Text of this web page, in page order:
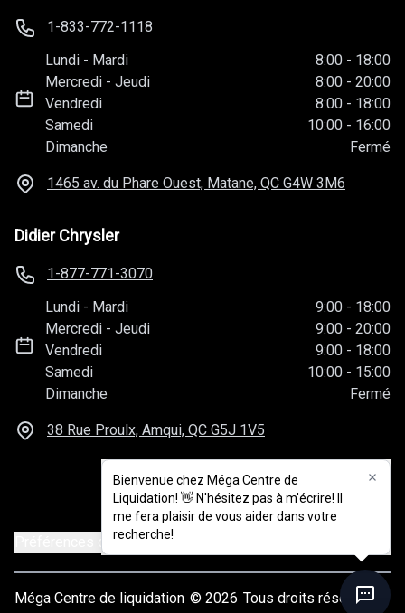
Bienvenue chez Méga Centre de
Liquidation! 👋 N'hésitez pas à m'écrire! Il
me fera plaisir de vous aider dans votre
recherche!
1-833-772-1118
Lundi - Mardi 8:00 - 18:00
Mercredi -Jeudi 8:00 - 20:00
Vendredi
8:00 - 18:00
Samedi
10:00 - 16:00
Dimanche
Fermé
1465 av. du Phare Ouest, Matane, QC G4W 3M6
Didier Chrysler
1-877-771-3070
Lundi - Mardi 9:00 - 18:00
Mercredi -Jeudi 9:00 - 20:00
Vendredi
9:00 - 18:00
Samedi
10:00 - 15:00
Dimanche
Fermé
38 Rue Proulx, Amqui, QC G5J 1V5
Préférences de consentement
Méga Centre de liquidation © 2026 Tous droits réservés